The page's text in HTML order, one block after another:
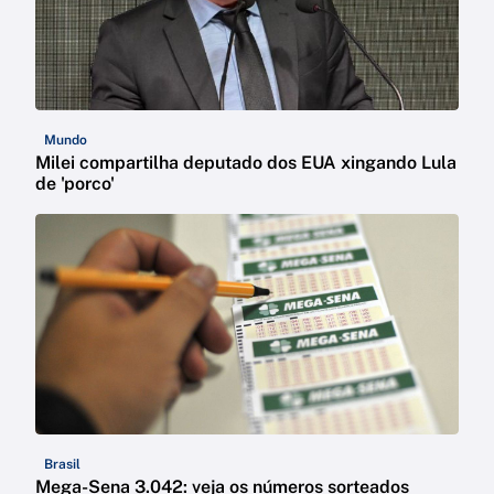
Mundo
Milei compartilha deputado dos EUA xingando Lula
de 'porco'
Brasil
Mega-Sena 3.042: veja os números sorteados